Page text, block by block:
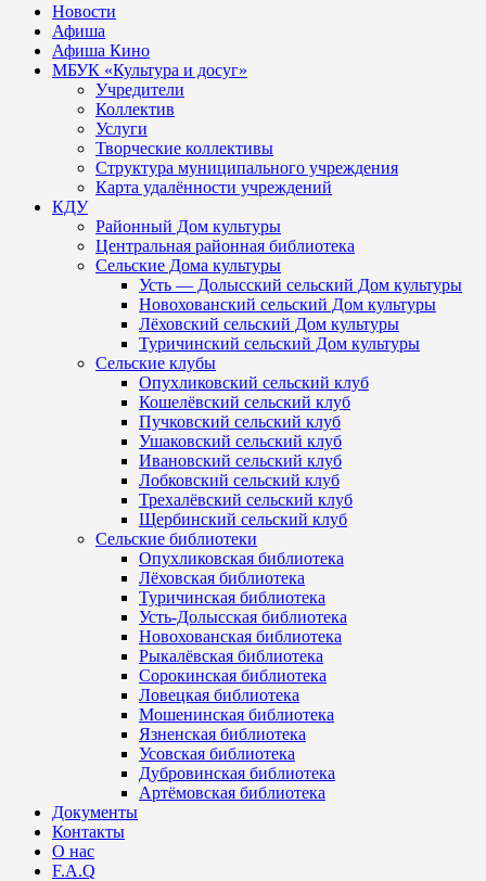
Новости
Афиша
Афиша Кино
МБУК «Культура и досуг»
Учредители
Коллектив
Услуги
Творческие коллективы
Структура муниципального учреждения
Карта удалённости учреждений
КДУ
Районный Дом культуры
Центральная районная библиотека
Сельские Дома культуры
Усть — Долысский сельский Дом культуры
Новохованский сельский Дом культуры
Лёховский сельский Дом культуры
Туричинский сельский Дом культуры
Сельские клубы
Опухликовский сельский клуб
Кошелёвский сельский клуб
Пучковский сельский клуб
Ушаковский сельский клуб
Ивановский сельский клуб
Лобковский сельский клуб
Трехалёвский сельский клуб
Щербинский сельский клуб
Сельские библиотеки
Опухликовская библиотека
Лёховская библиотека
Туричинская библиотека
Усть-Долысская библиотека
Новохованская библиотека
Рыкалёвская библиотека
Сорокинская библиотека
Ловецкая библиотека
Мошенинская библиотека
Язненская библиотека
Усовская библиотека
Дубровинская библиотека
Артёмовская библиотека
Документы
Контакты
О нас
F.A.Q